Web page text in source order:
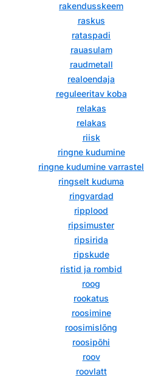
rakendusskeem
raskus
rataspadi
rauasulam
raudmetall
realoendaja
reguleeritav koba
relakas
relakas
riisk
ringne kudumine
ringne kudumine varrastel
ringselt kuduma
ringvardad
ripplood
ripsimuster
ripsirida
ripskude
ristid ja rombid
roog
rookatus
roosimine
roosimislõng
roosipõhi
roov
roovlatt